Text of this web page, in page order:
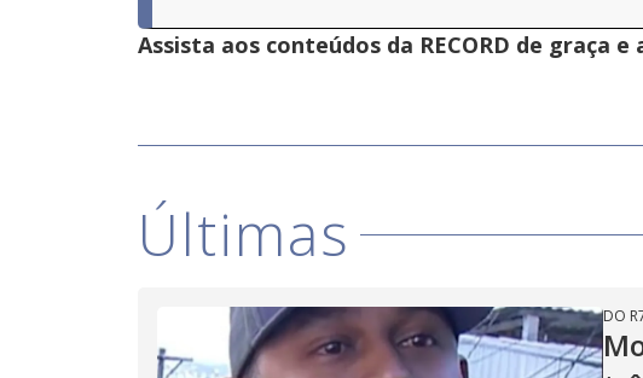
Assista aos conteúdos da RECORD de graça
Últimas
DO